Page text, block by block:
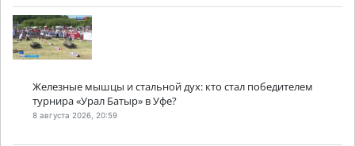
Железные мышцы и стальной дух: кто стал победителем
турнира «Урал Батыр» в Уфе?
8 августа 2026, 20:59